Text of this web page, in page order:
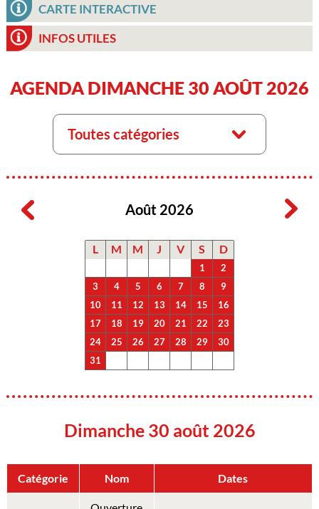
CARTE INTERACTIVE
INFOS UTILES
AGENDA DIMANCHE 30 AOÛT 2026
Toutes catégories
Août 2026
L M M J V S D
1
2
3
4 5 6 7 8
9
10
11 12 13 14 15
16
17
18 19 20 21 22
23
24
25 26 27 28 29
30
31
Dimanche 30 août 2026
Catégorie Nom Dates